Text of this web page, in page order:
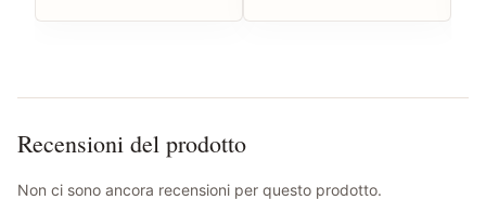
Recensioni del prodotto
Non ci sono ancora recensioni per questo prodotto.